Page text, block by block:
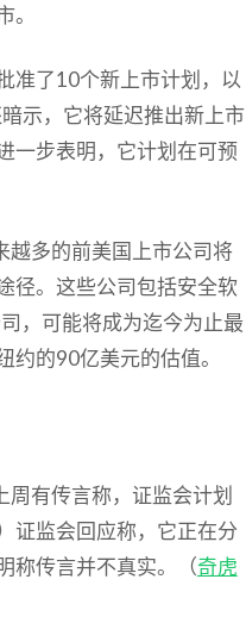
准了10个新上市计划，以
示，它将延迟推出新上市
一步表明，它计划在可预
越多的前美国上市公司将
径。这些公司包括安全软
，可能将成为迄今为止最
的90亿美元的估值。
周有传言称，证监会计划
证监会回应称，它正在分
称传言并不真实。（奇虎